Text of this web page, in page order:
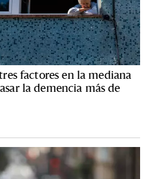
factores en la mediana
la demencia más de